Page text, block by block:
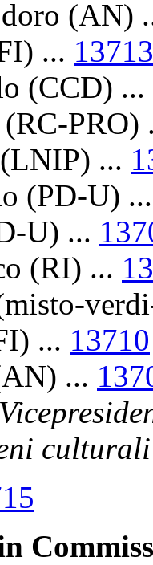
(AN)
... 13713
(CCD) ...
PRO)
...
(PD-U)
U) ...
(RI) ...
... 13710
...